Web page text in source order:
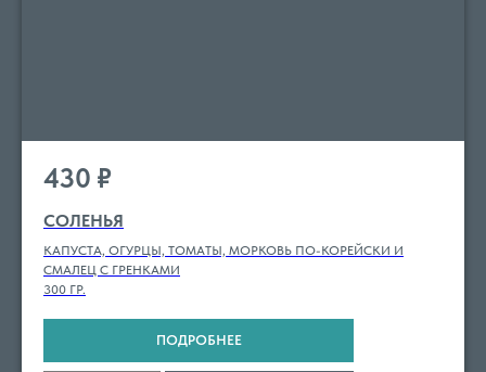
430 ₽
СОЛЕНЬЯ
КАПУСТА, ОГУРЦЫ, ТОМАТЫ, МОРКОВЬ ПО-КОРЕЙСКИ И
СМАЛЕЦ С ГРЕНКАМИ
300 ГР.
ПОДРОБНЕЕ